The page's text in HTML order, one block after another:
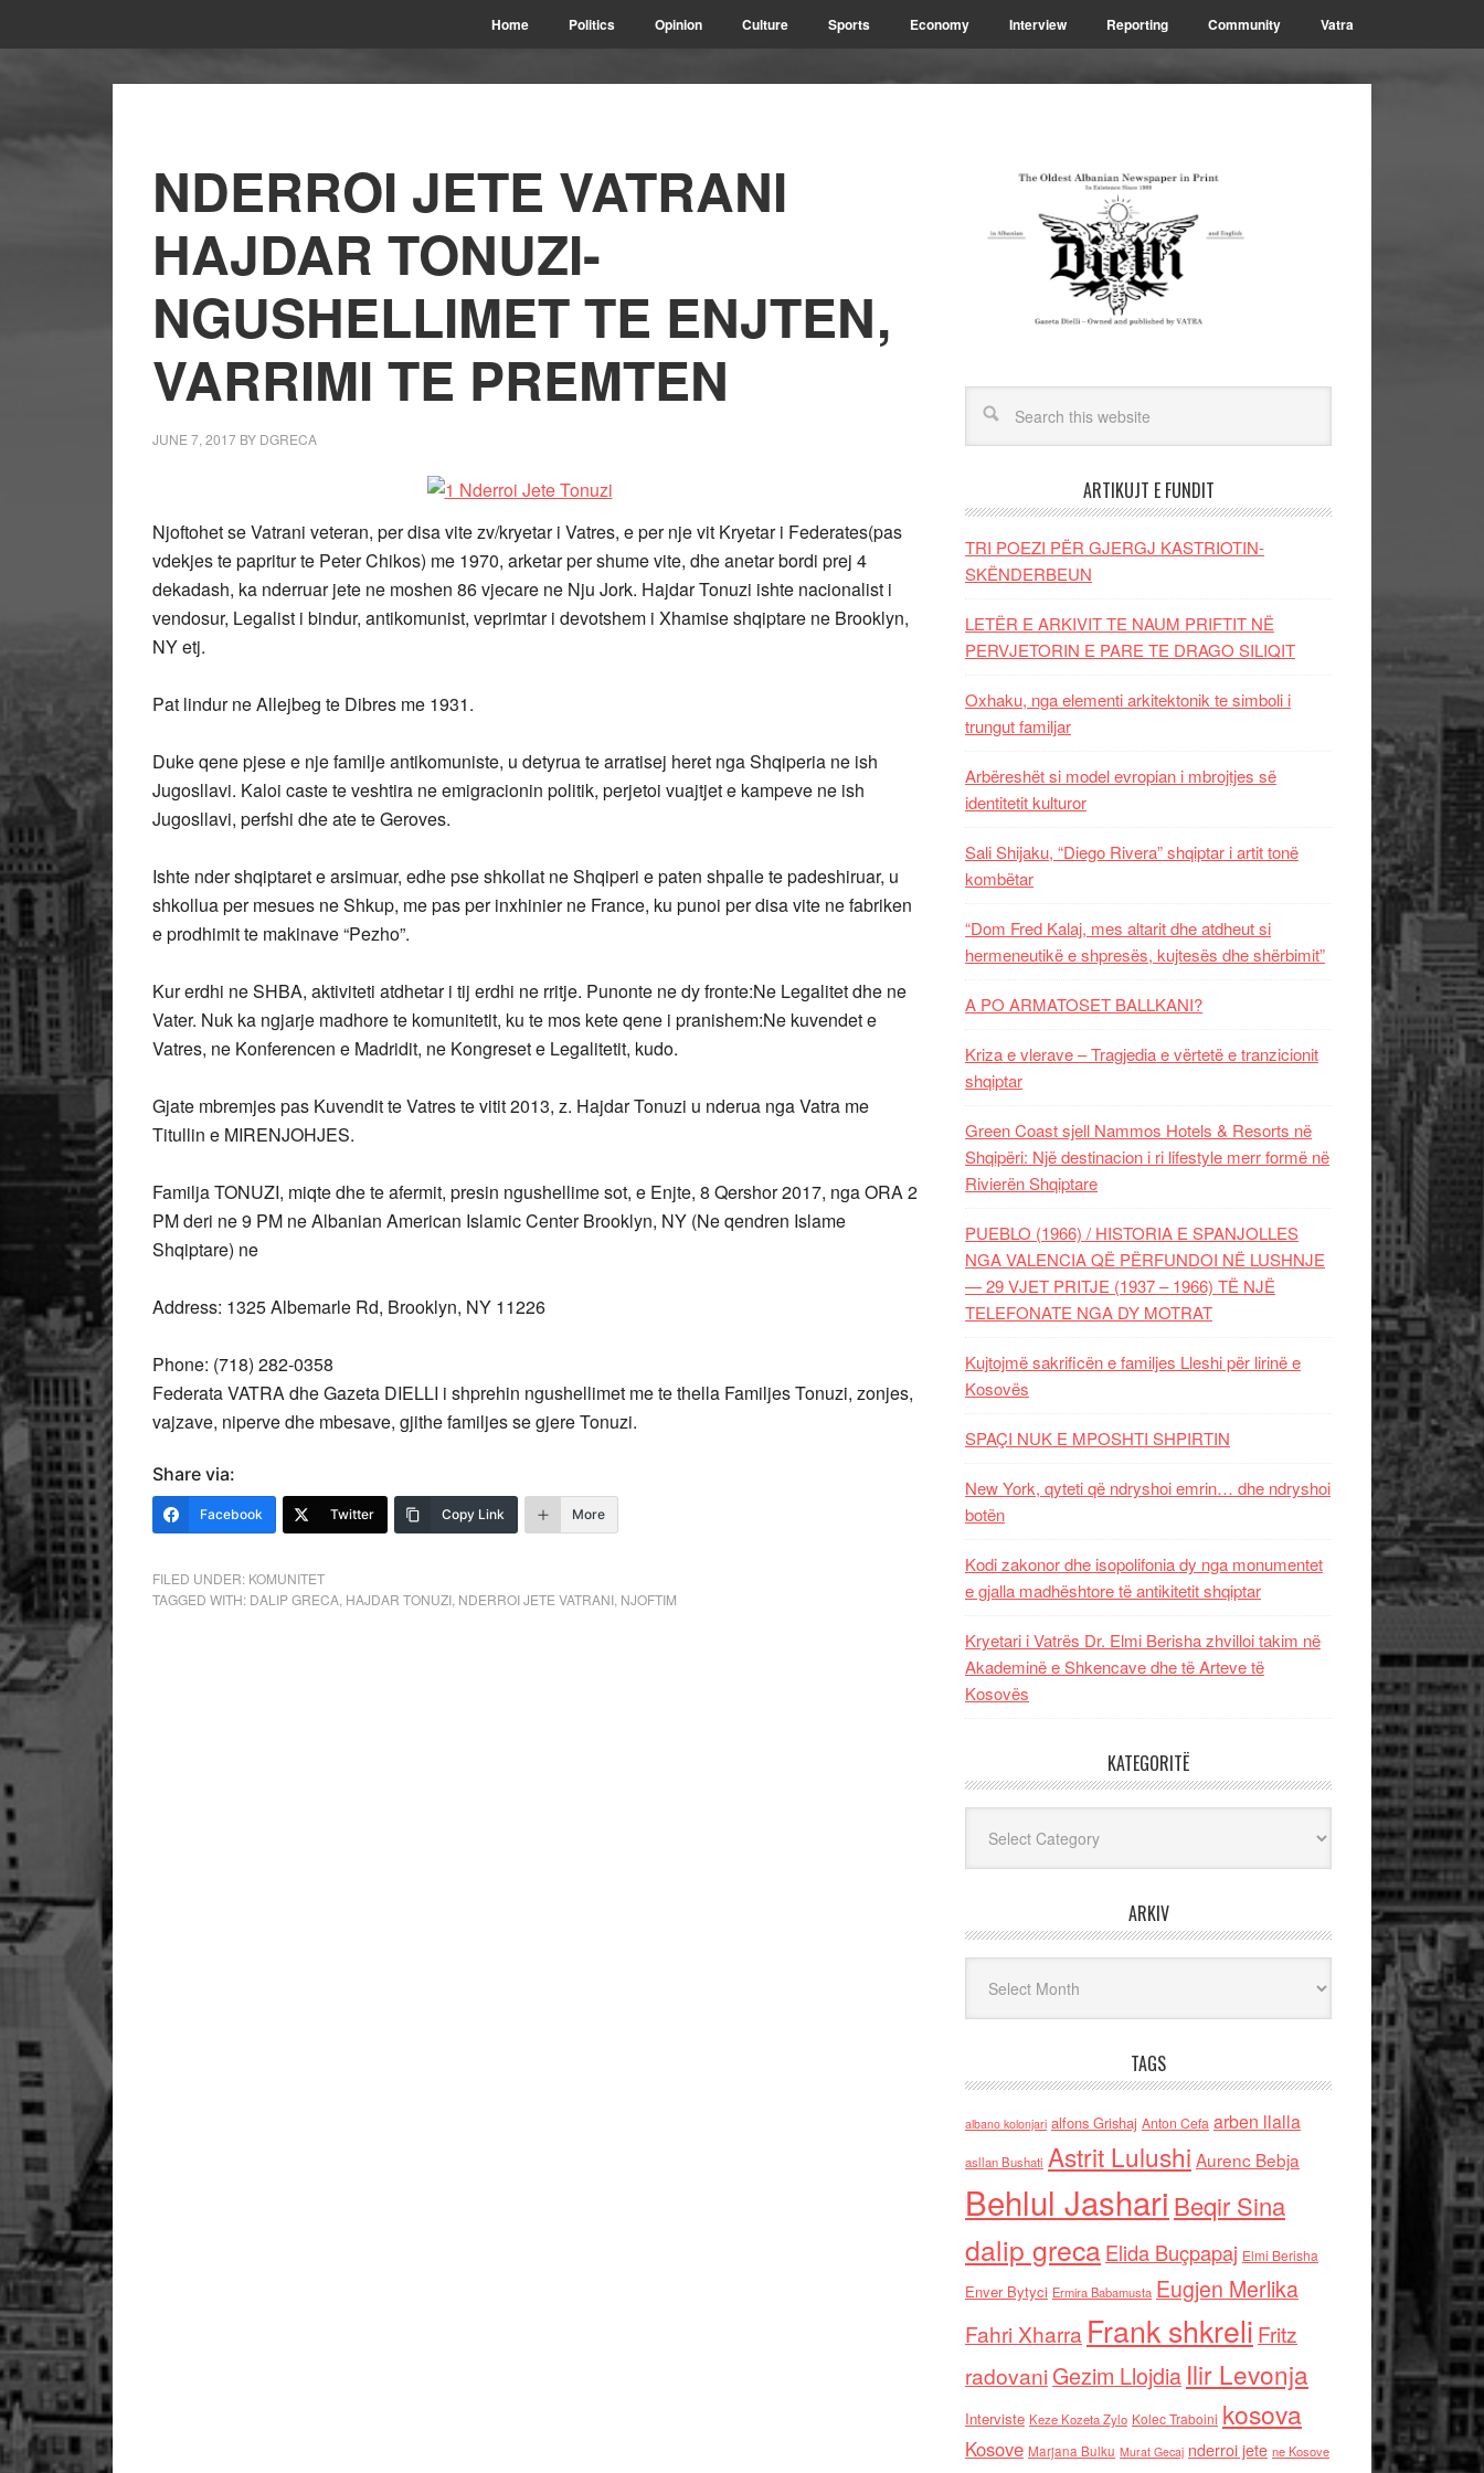
Home Politics Opinion Culture Sports Economy Interview Reporting Community Vatra
NDERROI JETE VATRANI
HAJDAR TONUZI-
NGUSHELLIMET TE ENJTEN,
VARRIMI TE PREMTEN
JUNE 7, 2017 BY DGRECA
Njoftohet se Vatrani veteran, per disa vite zv/kryetar i Vatres, e per nje vit Kryetar i Federates(pas
vdekjes te papritur te Peter Chikos) me 1970, arketar per shume vite, dhe anetar bordi prej 4
dekadash, ka nderruar jete ne moshen 86 vjecare ne Nju Jork. Hajdar Tonuzi ishte nacionalist i
vendosur, Legalist i bindur, antikomunist, veprimtar i devotshem i Xhamise shqiptare ne Brooklyn,
NY etj.
Pat lindur ne Allejbeg te Dibres me 1931.
Duke qene pjese e nje familje antikomuniste, u detyrua te arratisej heret nga Shqiperia ne ish
Jugosllavi. Kaloi caste te veshtira ne emigracionin politik, perjetoi vuajtjet e kampeve ne ish
Jugosllavi, perfshi dhe ate te Geroves.
Ishte nder shqiptaret e arsimuar, edhe pse shkollat ne Shqiperi e paten shpalle te padeshiruar, u
shkollua per mesues ne Shkup, me pas per inxhinier ne France, ku punoi per disa vite ne fabriken
e prodhimit te makinave “Pezho”.
Kur erdhi ne SHBA, aktiviteti atdhetar i tij erdhi ne rritje. Punonte ne dy fronte:Ne Legalitet dhe ne
Vater. Nuk ka ngjarje madhore te komunitetit, ku te mos kete qene i pranishem:Ne kuvendet e
Vatres, ne Konferencen e Madridit, ne Kongreset e Legalitetit, kudo.
Gjate mbremjes pas Kuvendit te Vatres te vitit 2013, z. Hajdar Tonuzi u nderua nga Vatra me
Titullin e MIRENJOHJES.
Familja TONUZI, miqte dhe te afermit, presin ngushellime sot, e Enjte, 8 Qershor 2017, nga ORA 2
PM deri ne 9 PM ne Albanian American Islamic Center Brooklyn, NY (Ne qendren Islame
Shqiptare) ne
Address: 1325 Albemarle Rd, Brooklyn, NY 11226
Phone: (718) 282-0358
Federata VATRA dhe Gazeta DIELLI i shprehin ngushellimet me te thella Familjes Tonuzi, zonjes,
vajzave, niperve dhe mbesave, gjithe familjes se gjere Tonuzi.
Share via:
Facebook Twitter Copy Link More
FILED UNDER: KOMUNITET
TAGGED WITH: DALIP GRECA HAJDAR TONUZI NDERROI JETE VATRANI NJOFTIM
ARTIKUJT E FUNDIT
TRI POEZI PËR GJERGJ KASTRIOTIN-
SKËNDERBEUN
LETËR E ARKIVIT TE NAUM PRIFTIT NË
PERVJETORIN E PARE TE DRAGO SILIQIT
Oxhaku, nga elementi arkitektonik te simboli i
trungut familjar
Arbëreshët si model evropian i mbrojtjes së
identitetit kulturor
Sali Shijaku, “Diego Rivera” shqiptar i artit tonë
kombëtar
“Dom Fred Kalaj, mes altarit dhe atdheut si
hermeneutikë e shpresës, kujtesës dhe shërbimit”
A PO ARMATOSET BALLKANI?
Kriza e vlerave – Tragjedia e vërtetë e tranzicionit
shqiptar
Green Coast sjell Nammos Hotels & Resorts në
Shqipëri: Një destinacion i ri lifestyle merr formë në
Rivierën Shqiptare
PUEBLO (1966) / HISTORIA E SPANJOLLES
NGA VALENCIA QË PËRFUNDOI NË LUSHNJE
— 29 VJET PRITJE (1937 – 1966) TË NJË
TELEFONATE NGA DY MOTRAT
Kujtojmë sakrificën e familjes Lleshi për lirinë e
Kosovës
SPAÇI NUK E MPOSHTI SHPIRTIN
New York, qyteti që ndryshoi emrin… dhe ndryshoi
botën
Kodi zakonor dhe isopolifonia dy nga monumentet
e gjalla madhështore të antikitetit shqiptar
Kryetari i Vatrës Dr. Elmi Berisha zhvilloi takim në
Akademinë e Shkencave dhe të Arteve të
Kosovës
KATEGORITË
ARKIV
TAGS
albano kolonjari alfons Grishaj Anton Cefa arben llalla
asllan Bushati Astrit Lulushi Aurenc Bebja
Behlul Jashari Beqir Sina
dalip grecaElida Buçpapaj Elmi Berisha
Enver Bytyci Ermira Babamusta Eugjen Merlika
Fahri Xharra Frank shkreli Fritz
radovaniGezim Llojdia Ilir Levonja
Interviste Keze Kozeta Zylo Kolec Traboini kosova
Kosove Marjana Bulku Murat Gecaj nderroi jete ne Kosove